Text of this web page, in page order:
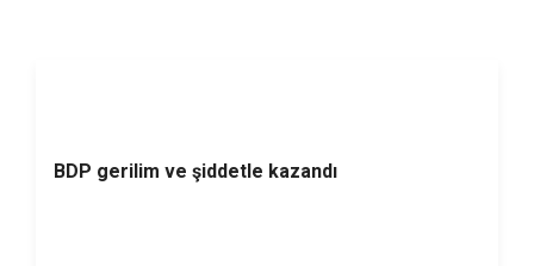
BDP gerilim ve şiddetle kazandı